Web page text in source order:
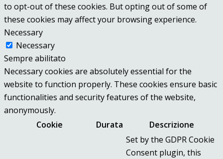
to opt-out of these cookies. But opting out of some of
these cookies may affect your browsing experience.
Necessary
Necessary
Sempre abilitato
Necessary cookies are absolutely essential for the
website to function properly. These cookies ensure basic
functionalities and security features of the website,
anonymously.
Cookie
Durata Descrizione
Set by the GDPR Cookie
Consent plugin, this